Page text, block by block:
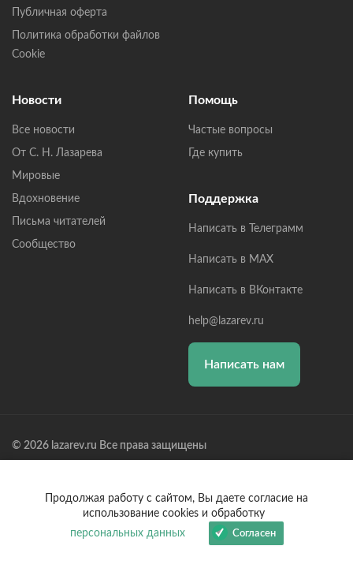
Публичная оферта
Политика обработки файлов
Cookie
Новости
Все новости
От С. Н. Лазарева
Мировые
Вдохновение
Письма читателей
Сообщество
Помощь
Частые вопросы
Где купить
Поддержка
Написать в Телеграмм
Написать в MAX
Написать в ВКонтакте
help@lazarev.ru
Написать нам
© 2026 lazarev.ru Все права защищены
Банк: ОАО "АЛЬФА-БАНК" БИК: 044525593, К/С:
30101810200000000593
Продолжая работу с сайтом, Вы даете согласие на
использование cookies и обработку
персональных данных
Согласен